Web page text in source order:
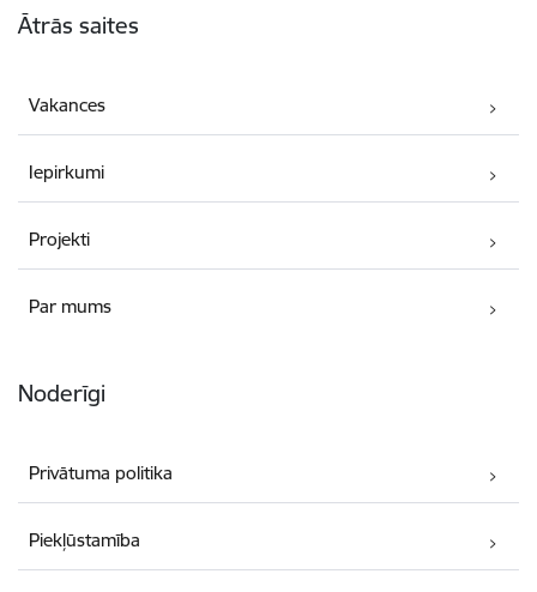
Ātrās saites
Vakances
Iepirkumi
Projekti
Par mums
Noderīgi
Privātuma politika
Piekļūstamība